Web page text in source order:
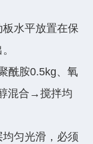
水平放置在保
酰胺0.5kg、氧
混合→搅拌均
匀光滑，必须